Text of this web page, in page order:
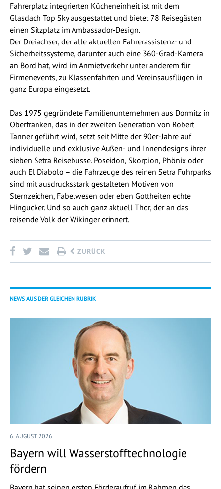
Fahrerplatz integrierten Kücheneinheit ist mit dem
Glasdach Top Sky ausgestattet und bietet 78 Reisegästen
einen Sitzplatz im Ambassador‑Design.
Der Dreiachser, der alle aktuellen Fahrerassistenz- und
Sicherheitssysteme, darunter auch eine 360-Grad-Kamera
an Bord hat, wird im Anmietverkehr unter anderem für
Firmenevents, zu Klassenfahrten und Vereinsausflügen in
ganz Europa eingesetzt.
Das 1975 gegründete Familienunternehmen aus Dormitz in
Oberfranken, das in der zweiten Generation von Robert
Tanner geführt wird, setzt seit Mitte der 90er-Jahre auf
individuelle und exklusive Außen- und Innendesigns ihrer
sieben Setra Reisebusse. Poseidon, Skorpion, Phönix oder
auch El Diabolo – die Fahrzeuge des reinen Setra Fuhrparks
sind mit ausdrucksstark gestalteten Motiven von
Sternzeichen, Fabelwesen oder eben Gottheiten echte
Hingucker. Und so auch ganz aktuell Thor, der an das
reisende Volk der Wikinger erinnert.
ZURÜCK
NEWS AUS DER GLEICHEN RUBRIK
6. AUGUST 2026
Bayern will Wasserstofftechnologie
fördern
Bayern hat seinen ersten Förderaufruf im Rahmen des